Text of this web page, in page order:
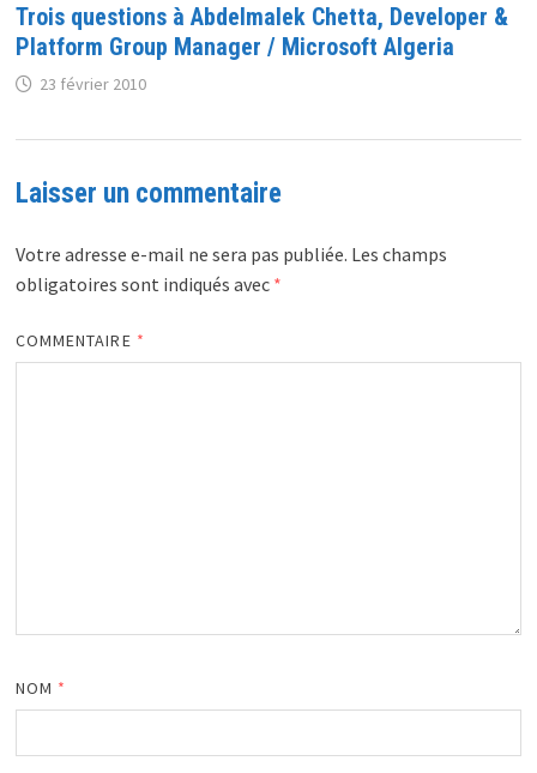
Trois questions à Abdelmalek Chetta, Developer &
Platform Group Manager / Microsoft Algeria
23 février 2010
Laisser un commentaire
Votre adresse e-mail ne sera pas publiée. Les champs
obligatoires sont indiqués avec *
COMMENTAIRE *
NOM *